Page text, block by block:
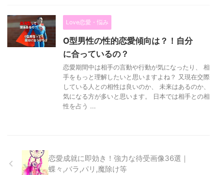
Love恋愛・悩み
O型男性の性的恋愛傾向は？！自分
に合っているの？
恋愛期間中は相手の言動や行動が気になったり、 相
手をもっと理解したいと思いますよね？ 又現在交際
している人との相性は良いのか、 未来はあるのか、
気になる方が多いと思います。 日本では相手との相
性を占う ...
恋愛成就に即効き！強力な待受画像36選｜
蝶々,バラ,パリ,魔除け等